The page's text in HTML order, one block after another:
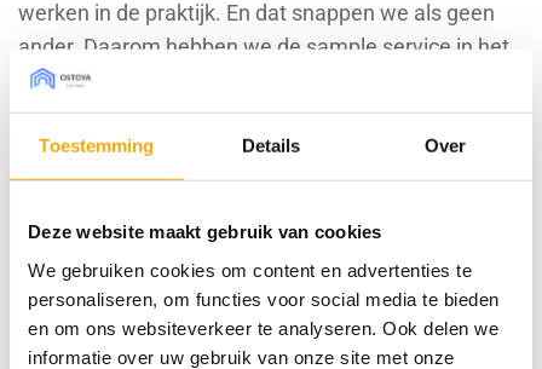
Toestemming Details Over
Deze website maakt gebruik van cookies
We gebruiken cookies om content en advertenties te
personaliseren, om functies voor social media te bieden
en om ons websiteverkeer te analyseren. Ook delen we
informatie over uw gebruik van onze site met onze
werken in de praktijk. En dat snappen we als geen
ander. Daarom hebben we de sample service in het
leven geroepen: voor zowel IKEA-, doe-het-zelf
projecten als voor complete keukenrenovaties. Kies
één of meerdere samples uit en we sturen ze zo snel
mogelijk naar je op.
Onze samples zijn in een formaat van 30 x 30 cm. Je
kunt de samples altijd gratis aan ons retourneren en
wanneer ze onbeschadigd bij ons terug komen krijg
je het aankoopbedrag terug.